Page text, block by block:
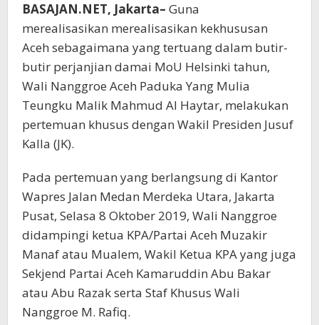
BASAJAN.NET, Jakarta– Guna
merealisasikan merealisasikan kekhususan
Aceh sebagaimana yang tertuang dalam butir-
butir perjanjian damai MoU Helsinki tahun,
Wali Nanggroe Aceh Paduka Yang Mulia
Teungku Malik Mahmud Al Haytar, melakukan
pertemuan khusus dengan Wakil Presiden Jusuf
Kalla (JK).
Pada pertemuan yang berlangsung di Kantor
Wapres Jalan Medan Merdeka Utara, Jakarta
Pusat, Selasa 8 Oktober 2019, Wali Nanggroe
didampingi ketua KPA/Partai Aceh Muzakir
Manaf atau Mualem, Wakil Ketua KPA yang juga
Sekjend Partai Aceh Kamaruddin Abu Bakar
atau Abu Razak serta Staf Khusus Wali
Nanggroe M. Rafiq.